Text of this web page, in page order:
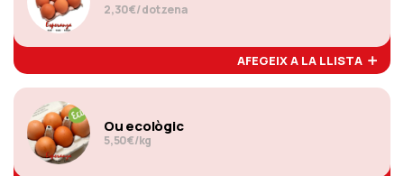
2,30€/ dotzena
AFEGEIX A LA LLISTA
Ou ecològic
5,50€/kg